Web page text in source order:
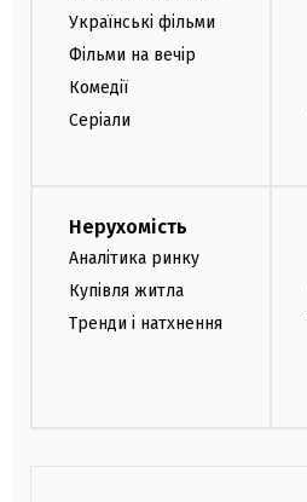
Українські фільми
Фільми на вечір
Комедії
Серіали
Нерухомість
Аналітика ринку
Купівля житла
Тренди і натхнення